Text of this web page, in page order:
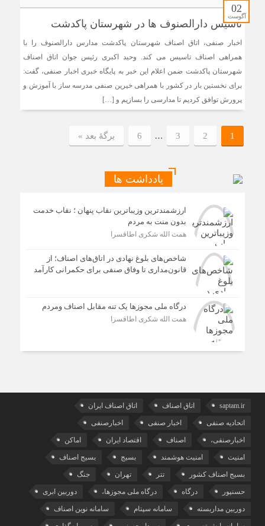
02
آگوست
تاسیس دارالصنوف ها در شهرستان پاکدشت
اخبار صنفی، اتاق اصناف شهرستان پاکدشت مدارس دارالصنوف را با
همراهی اصناف تاسیس می کند. وحید اکبری رئیس جوان اتاق اصناف
شهرستان پاکدشت ضمن اعلام این خبر به پایگاه خبری اخبار صنفی، گفت:
برای نخستین بار در کشور با همراهی خیرین صنفی مدرسه ساز با آموزش و
پرورش توافق کردیم تا مدارسی را بسازیم و […]
1
2
3
…
6 برگهٔ بعد »
یادداشت ها
ارزشمندترین وزیباترین نقاب پنهان ؛ نقاب خدمت
بدون منت به مردم
همت الله شکری اطاقسرا
شاخص‌های بلوغ نهادی در اتاق‌های اصناف؛ از
قانون‌مداری تا وفاق صنفی برای حکمرانی کارآمد
درگاه ملی مجوزها یک تنه مقابل اصناف ومردم
همت الله شکری اطاقسرا
saptam.ir اتاق اصناف اتاق اصناف ایران
اتحادیه صنفی اخبار صنفی اخبارصنفی
اخبارصنفی، اصناف اقتصاد ایران اماکن
امنیت امنیت هوشمند بسیج بسیج اصناف
بسیج اصناف کشور تتر تهران جنگ
حسنپور درگاه درگاه ملی مجوزها، دوربین ابری
دوربین مداربسته سامانه سپتام سامانه نوین اصناف